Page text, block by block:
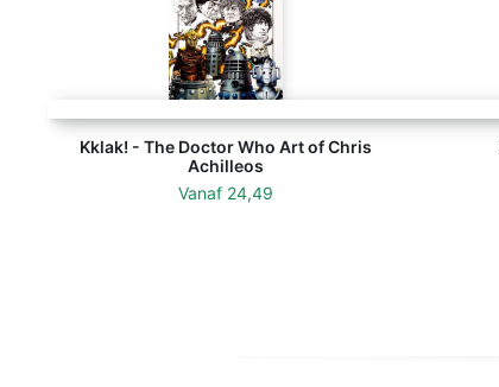
Kklak! - The Doctor Who Art of Chris
Achilleos
Vanaf 24,49